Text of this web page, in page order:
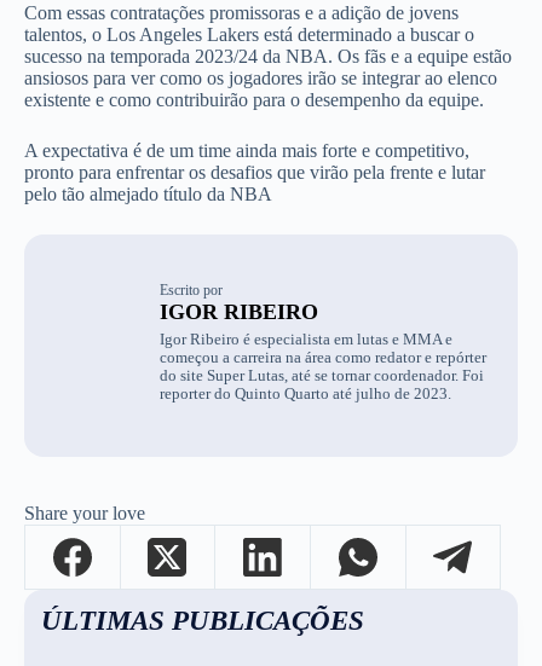
Com essas contratações promissoras e a adição de jovens
talentos, o Los Angeles Lakers está determinado a buscar o
sucesso na temporada 2023/24 da NBA. Os fãs e a equipe estão
ansiosos para ver como os jogadores irão se integrar ao elenco
existente e como contribuirão para o desempenho da equipe.
A expectativa é de um time ainda mais forte e competitivo,
pronto para enfrentar os desafios que virão pela frente e lutar
pelo tão almejado título da NBA
Escrito por
IGOR RIBEIRO
Igor Ribeiro é especialista em lutas e MMA e
começou a carreira na área como redator e repórter
do site Super Lutas, até se tornar coordenador. Foi
reporter do Quinto Quarto até julho de 2023.
Share your love
ÚLTIMAS PUBLICAÇÕES